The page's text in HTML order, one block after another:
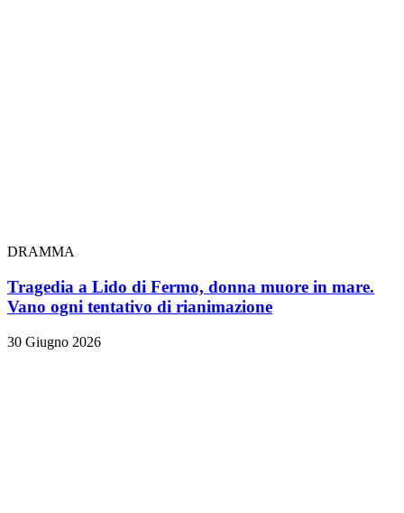
DRAMMA
Tragedia a Lido di Fermo, donna muore in mare.
Vano ogni tentativo di rianimazione
30 Giugno 2026